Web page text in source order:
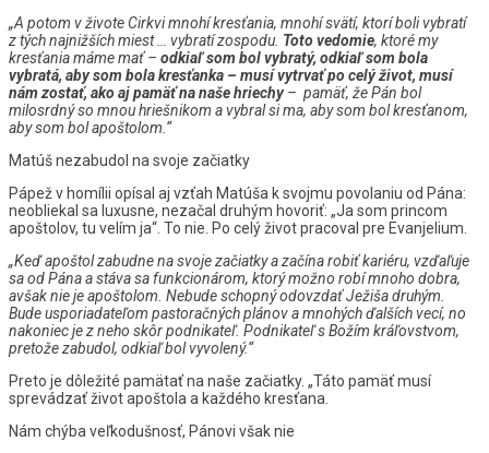
„A potom v živote Cirkvi mnohí kresťania, mnohí svätí, ktorí boli vybratí
z tých najnižších miest … vybratí zospodu. Toto vedomie, ktoré my
kresťania máme mať – odkiaľ som bol vybratý, odkiaľ som bola
vybratá, aby som bola kresťanka – musí vytrvať po celý život, musí
nám zostať, ako aj pamäť na naše hriechy– pamäť, že Pán bol
milosrdný so mnou hriešnikom a vybral si ma, aby som bol kresťanom,
aby som bol apoštolom.“
Matúš nezabudol na svoje začiatky
Pápež v homílii opísal aj vzťah Matúša k svojmu povolaniu od Pána:
neobliekal sa luxusne, nezačal druhým hovoriť: „Ja som princom
apoštolov, tu velím ja“. To nie. Po celý život pracoval pre Evanjelium.
„Keď apoštol zabudne na svoje začiatky a začína robiť kariéru, vzďaľuje
sa od Pána a stáva sa funkcionárom, ktorý možno robí mnoho dobra,
avšak nie je apoštolom. Nebude schopný odovzdať Ježiša druhým.
Bude usporiadateľom pastoračných plánov a mnohých ďalších vecí, no
nakoniec je z neho skôr podnikateľ. Podnikateľ s Božím kráľovstvom,
pretože zabudol, odkiaľ bol vyvolený.“
Preto je dôležité pamätať na naše začiatky. „Táto pamäť musí
sprevádzať život apoštola a každého kresťana.
Nám chýba veľkodušnosť, Pánovi však nie